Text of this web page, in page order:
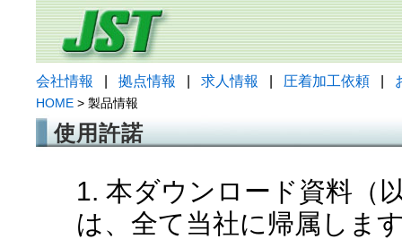
会社情報 拠点情報 求人情報 圧着加工依頼
HOME > 製品情報
使用許諾
1. 本ダウンロード資料（
は、全て当社に帰属しま